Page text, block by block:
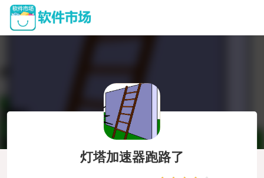
灯塔加速器跑路了